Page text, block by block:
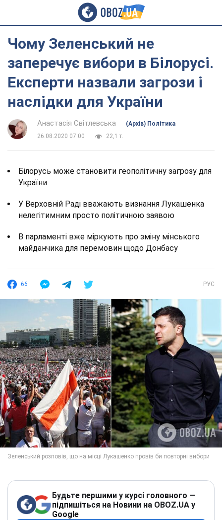
Чому Зеленський не
заперечує вибори в Білорусі.
Експерти назвали загрози і
наслідки для України
Анастасія Світлевська
(Архів) Політика
26.08.2020 07:00
22,1 т.
Білорусь може становити геополітичну загрозу для
України
У Верховній Раді вважають визнання Лукашенка
нелегітимним просто політичною заявою
В парламенті вже міркують про зміну мінського
майданчика для перемовин щодо Донбасу
66 РУС
Будьте першими у курсі головного —
підпишіться на Новини на OBOZ.UA у
Google